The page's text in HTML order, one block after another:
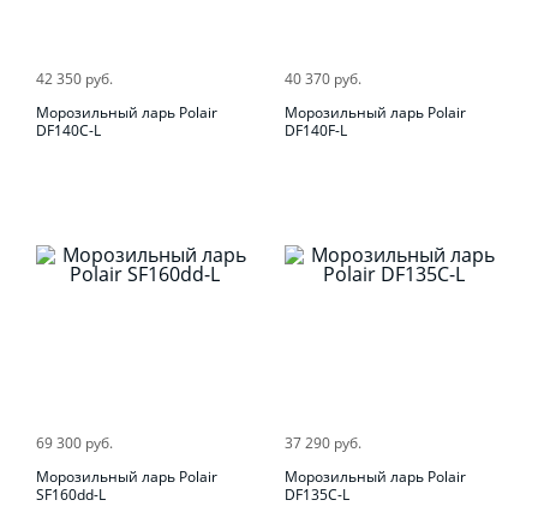
42 350 руб.
Морозильный ларь Polair
DF140C-L
40 370 руб.
Морозильный ларь Polair
DF140F-L
69 300 руб.
Морозильный ларь Polair
SF160dd-L
37 290 руб.
Морозильный ларь Polair
DF135C-L